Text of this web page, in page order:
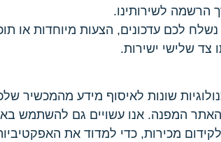
הרשמה לשירותינו.
לכם עדכונים, הצעות מיוחדות או
צד שלישי ישירות.
מכירות, כדי למדוד את